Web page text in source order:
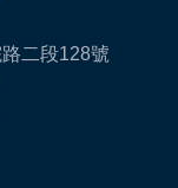
二段128號